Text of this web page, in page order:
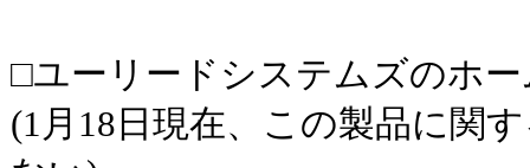
□ユーリードシステムズのホ
(1月18日現在、この製品に関